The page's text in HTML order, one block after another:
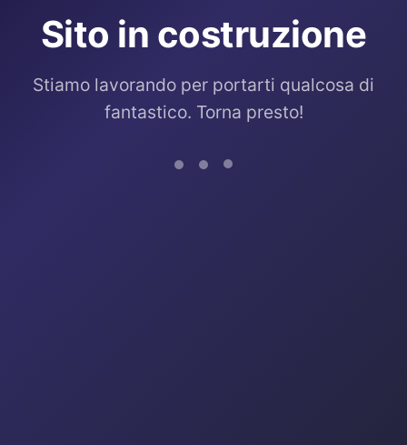
Sito in costruzione
Stiamo lavorando per portarti qualcosa di
fantastico. Torna presto!